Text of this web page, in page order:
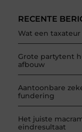
RECENTE
Wat een
Grote partytent
afbouw
Aantoonbare
fundering
Het juiste
eindresultaat